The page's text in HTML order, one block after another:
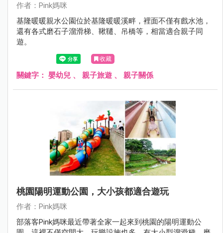
作者：Pink媽咪
基隆暖暖親水公園位於基隆暖暖溪畔，裡面不僅有戲水池，
還有各式磨石子溜滑梯、鞦韆、吊橋等，相當適合親子同
遊。
收藏
關鍵字： 嬰幼兒 、 親子旅遊 、 親子關係
桃園陽明運動公園，大小孩都適合遊玩
作者：Pink媽咪
部落客Pink媽咪最近帶著全家一起來到桃園的陽明運動公